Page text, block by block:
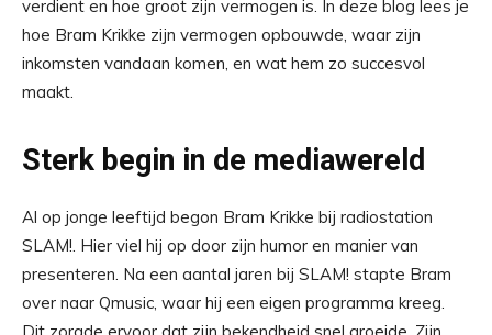
verdient en hoe groot zijn vermogen is. In deze blog lees je
hoe Bram Krikke zijn vermogen opbouwde, waar zijn
inkomsten vandaan komen, en wat hem zo succesvol
maakt.
Sterk begin in de mediawereld
Al op jonge leeftijd begon Bram Krikke bij radiostation
SLAM!. Hier viel hij op door zijn humor en manier van
presenteren. Na een aantal jaren bij SLAM! stapte Bram
over naar Qmusic, waar hij een eigen programma kreeg.